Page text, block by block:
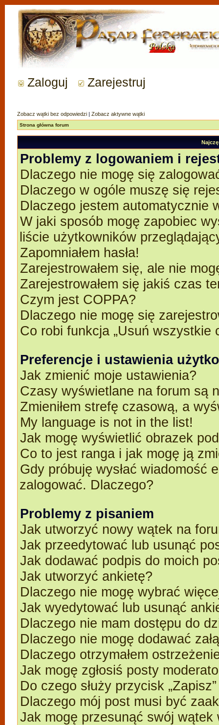
Zaloguj Zarejestruj
Zobacz wątki bez odpowiedzi | Zobacz aktywne wątki
Strona główna forum
Problemy z logowaniem i
Dlaczego nie mogę się
Dlaczego w ogóle muszę się
Dlaczego jestem automatycznie
W jaki sposób mogę zapobiec
liście użytkowników
Zapomniałem hasła!
Zarejestrowałem się, ale nie
Zarejestrowałem się jakiś czas
Czym jest COPPA?
Dlaczego nie mogę się
Co robi funkcja „Usuń wszystkie
Preferencje i ustawienia
Jak zmienić moje ustawienia?
Czasy wyświetlane na forum są
Zmieniłem strefę czasową, a
My language is not in the list!
Jak mogę wyświetlić obrazek
Co to jest ranga i jak mogę ją
Gdy próbuję wysłać wiadomość
zalogować. Dlaczego?
Problemy z pisaniem
Jak utworzyć nowy wątek na
Jak przeedytować lub usunąć
Jak dodawać podpis do moich
Jak utworzyć ankietę?
Dlaczego nie mogę wybrać
Jak wyedytować lub usunąć
Dlaczego nie mam dostępu do
Dlaczego nie mogę dodawać
Dlaczego otrzymałem
Jak mogę zgłosiś posty
Do czego służy przycisk
Dlaczego mój post musi być
Jak mogę przesunąć swój wątek